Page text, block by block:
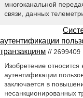
многоканальной
связи, данных
аутентификации
транзакциям // 2699409
Изобретение относится
аутентификации
заключается в
несанкционированных